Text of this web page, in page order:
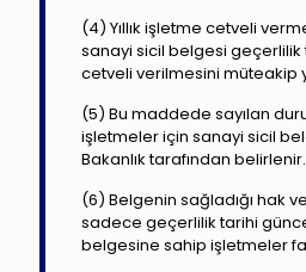
(4) Yıllık işletme cetveli
sanayi sicil belgesi geçerlilik
cetveli verilmesini müteakip
(5) Bu maddede sayılan
işletmeler için sanayi sicil
Bakanlık tarafından belirlenir.
(6) Belgenin sağladığı hak
sadece geçerlilik tarihi
belgesine sahip işletmeler